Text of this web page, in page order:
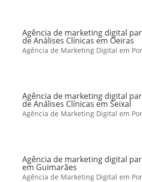
Agência de marketing digital
de Análises Clínicas em Oeiras
Agência de Marketing Digital em
Agência de marketing digital
de Análises Clínicas em Seixal
Agência de Marketing Digital em
Agência de marketing digital
em Guimarães
Agência de Marketing Digital em